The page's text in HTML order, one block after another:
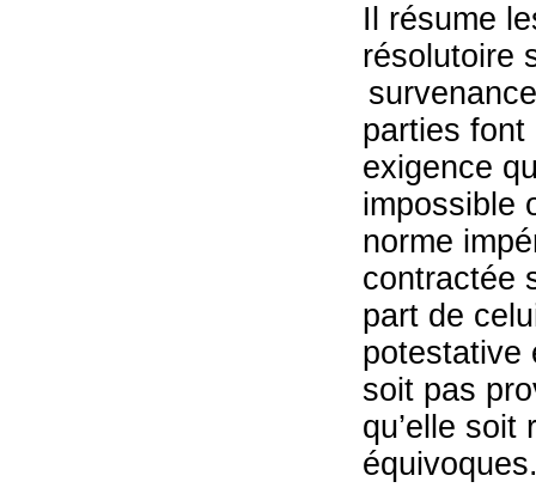
Il résume
résolutoire
parties font
exigence
impossible
norme
contractée
part de
potestative
soit pas
qu’elle